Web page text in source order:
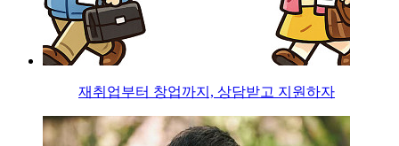
재취업부터 창업까지, 상담받고 지원하자